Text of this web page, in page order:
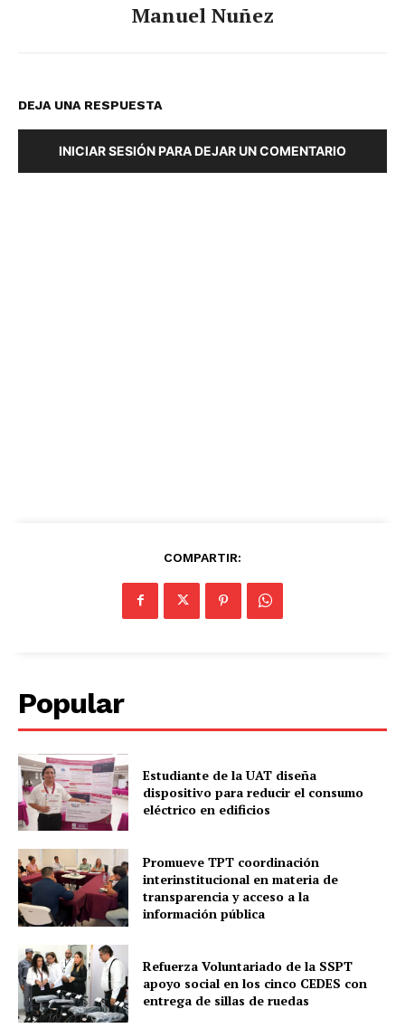
Manuel Nuñez
DEJA UNA RESPUESTA
INICIAR SESIÓN PARA DEJAR UN COMENTARIO
COMPARTIR:
Popular
Estudiante de la UAT diseña
dispositivo para reducir el consumo
eléctrico en edificios
Promueve TPT coordinación
interinstitucional en materia de
transparencia y acceso a la
información pública
Refuerza Voluntariado de la SSPT
apoyo social en los cinco CEDES con
entrega de sillas de ruedas